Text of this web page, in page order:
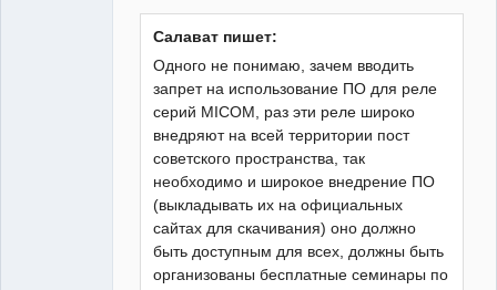
Салават пишет:
Одного не понимаю, зачем вводить
запрет на использование ПО для реле
серий MICOM, раз эти реле широко
внедряют на всей территории пост
советского пространства, так
необходимо и широкое внедрение ПО
(выкладывать их на официальных
сайтах для скачивания) оно должно
быть доступным для всех, должны быть
организованы бесплатные семинары по